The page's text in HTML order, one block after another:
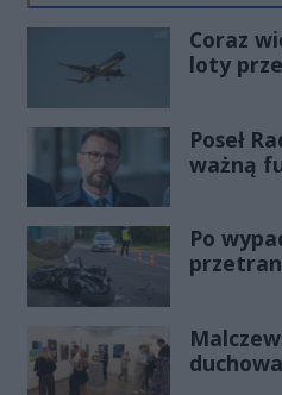
Coraz
loty
Poseł
ważną
Po